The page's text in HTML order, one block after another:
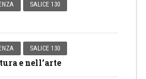
SALICE 130
SALICE 130
e nell’arte